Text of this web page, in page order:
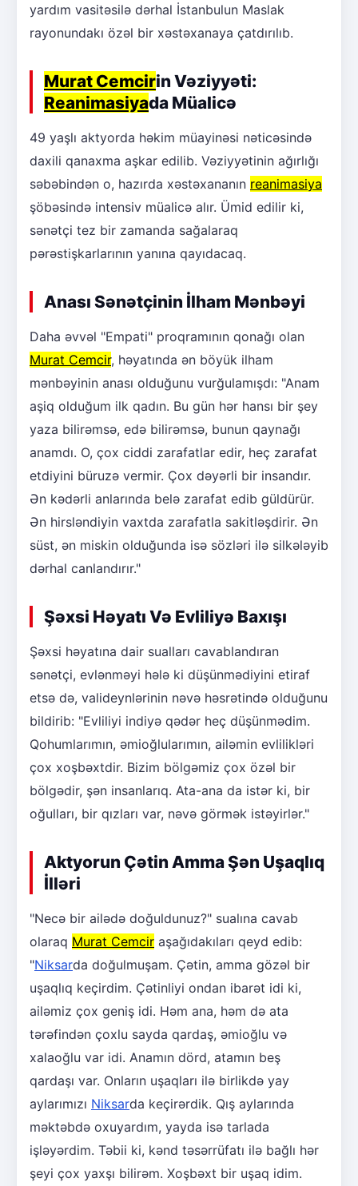
yardım vasitəsilə dərhal İstanbulun Maslak
rayonundakı özəl bir xəstəxanaya çatdırılıb.
Murat Cemcirin Vəziyyəti:
Reanimasiyada Müalicə
49 yaşlı aktyorda həkim müayinəsi nəticəsində
daxili qanaxma aşkar edilib. Vəziyyətinin ağırlığı
səbəbindən o, hazırda xəstəxananın reanimasiya
şöbəsində intensiv müalicə alır. Ümid edilir ki,
sənətçi tez bir zamanda sağalaraq
pərəstişkarlarının yanına qayıdacaq.
Anası Sənətçinin İlham Mənbəyi
Daha əvvəl "Empati" proqramının qonağı olan
Murat Cemcir, həyatında ən böyük ilham
mənbəyinin anası olduğunu vurğulamışdı: "Anam
aşiq olduğum ilk qadın. Bu gün hər hansı bir şey
yaza bilirəmsə, edə bilirəmsə, bunun qaynağı
anamdı. O, çox ciddi zarafatlar edir, heç zarafat
etdiyini büruzə vermir. Çox dəyərli bir insandır.
Ən kədərli anlarında belə zarafat edib güldürür.
Ən hirsləndiyin vaxtda zarafatla sakitləşdirir. Ən
süst, ən miskin olduğunda isə sözləri ilə silkələyib
dərhal canlandırır."
Şəxsi Həyatı Və Evliliyə Baxışı
Şəxsi həyatına dair sualları cavablandıran
sənətçi, evlənməyi hələ ki düşünmədiyini etiraf
etsə də, valideynlərinin nəvə həsrətində olduğunu
bildirib: "Evliliyi indiyə qədər heç düşünmədim.
Qohumlarımın, əmioğlularımın, ailəmin evlilikləri
çox xoşbəxtdir. Bizim bölgəmiz çox özəl bir
bölgədir, şən insanlarıq. Ata-ana da istər ki, bir
oğulları, bir qızları var, nəvə görmək istəyirlər."
Aktyorun Çətin Amma Şən Uşaqlıq
İlləri
"Necə bir ailədə doğuldunuz?" sualına cavab
olaraq Murat Cemcir aşağıdakıları qeyd edib:
"Niksarda doğulmuşam. Çətin, amma gözəl bir
uşaqlıq keçirdim. Çətinliyi ondan ibarət idi ki,
ailəmiz çox geniş idi. Həm ana, həm də ata
tərəfindən çoxlu sayda qardaş, əmioğlu və
xalaoğlu var idi. Anamın dörd, atamın beş
qardaşı var. Onların uşaqları ilə birlikdə yay
aylarımızı Niksarda keçirərdik. Qış aylarında
məktəbdə oxuyardım, yayda isə tarlada
işləyərdim. Təbii ki, kənd təsərrüfatı ilə bağlı hər
şeyi çox yaxşı bilirəm. Xoşbəxt bir uşaq idim.